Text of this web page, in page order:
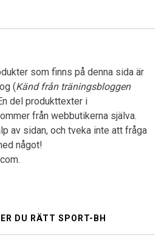
som finns på denna sida är
(Känd från träningsbloggen
del produkttexter i
från webbutikerna själva.
av sidan, och tveka inte att fråga
något!
DU RÄTT SPORT-BH